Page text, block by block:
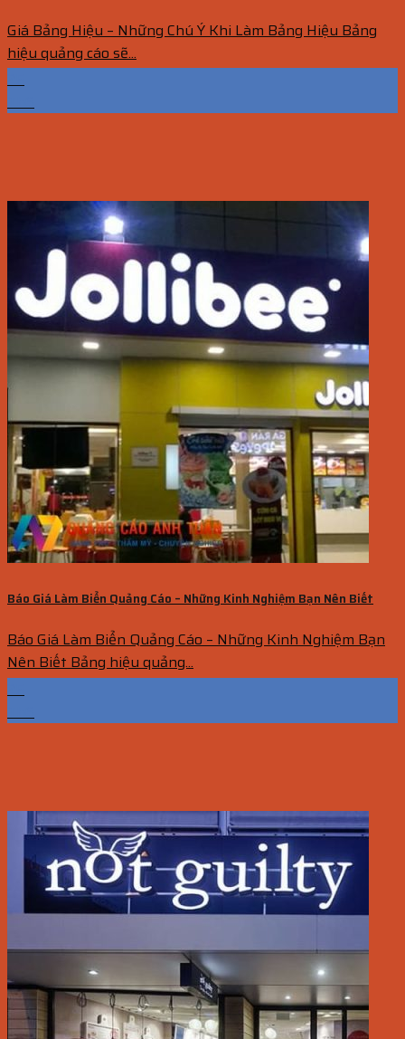
Giá Bảng Hiệu – Những Chú Ý Khi Làm Bảng Hiệu Bảng
hiệu quảng cáo sẽ...
25
Th6
Báo Giá Làm Biển Quảng Cáo – Những Kinh Nghiệm Bạn Nên Biết
Báo Giá Làm Biển Quảng Cáo – Những Kinh Nghiệm Bạn
Nên Biết Bảng hiệu quảng...
25
Th6